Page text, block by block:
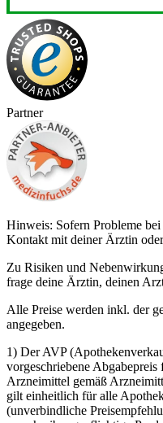
Partner
Hinweis: Sofern Probleme
Kontakt mit deiner Ärztin
Zu Risiken und
frage deine Ärztin, deinen
Alle Preise werden inkl. der
angegeben.
1) Der AVP
vorgeschriebene
Arzneimittel gemäß
gilt einheitlich für alle
(unverbindliche